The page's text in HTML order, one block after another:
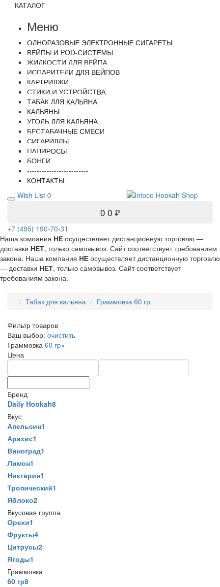
КАТАЛОГ
Меню
ОДНОРАЗОВЫЕ ЭЛЕКТРОННЫЕ СИГАРЕТЫ
ВЕЙПЫ И POD-СИСТЕМЫ
ЖИДКОСТИ ДЛЯ ВЕЙПА
ИСПАРИТЕЛИ ДЛЯ ВЕЙПОВ
КАРТРИДЖИ
СТИКИ И УСТРОЙСТВА
ТАБАК ДЛЯ КАЛЬЯНА
КАЛЬЯНЫ
УГОЛЬ ДЛЯ КАЛЬЯНА
БЕСТАБАЧНЫЕ СМЕСИ
СИГАРИЛЛЫ
ПАПИРОСЫ
БОНГИ
-------------------------
КОНТАКТЫ
Wish List 0
0 0 ₽
+7 (495) 190-70-31
Наша компания НЕ осуществляет дистанционную торговлю —
доставки НЕТ, только самовывоз. Сайт соответствует требованиям
закона. Наша компания НЕ осуществляет дистанционную торговлю
— доставки НЕТ, только самовывоз. Сайт соответствует
требованиям закона.
Табак для кальяна Граммовка 60 гр
Фильтр товаров
Ваш выбор: очистить
Граммовка 60 гр×
Цена
Бренд
Daily Hookah8
Вкус
Апельсин1
Арахис1
Виноград1
Лимон1
Никтарин1
Тропический1
Яблоко2
Вкусовая группа
Орехи1
Фрукты4
Цитрусы2
Ягоды1
Граммовка
60 гр8